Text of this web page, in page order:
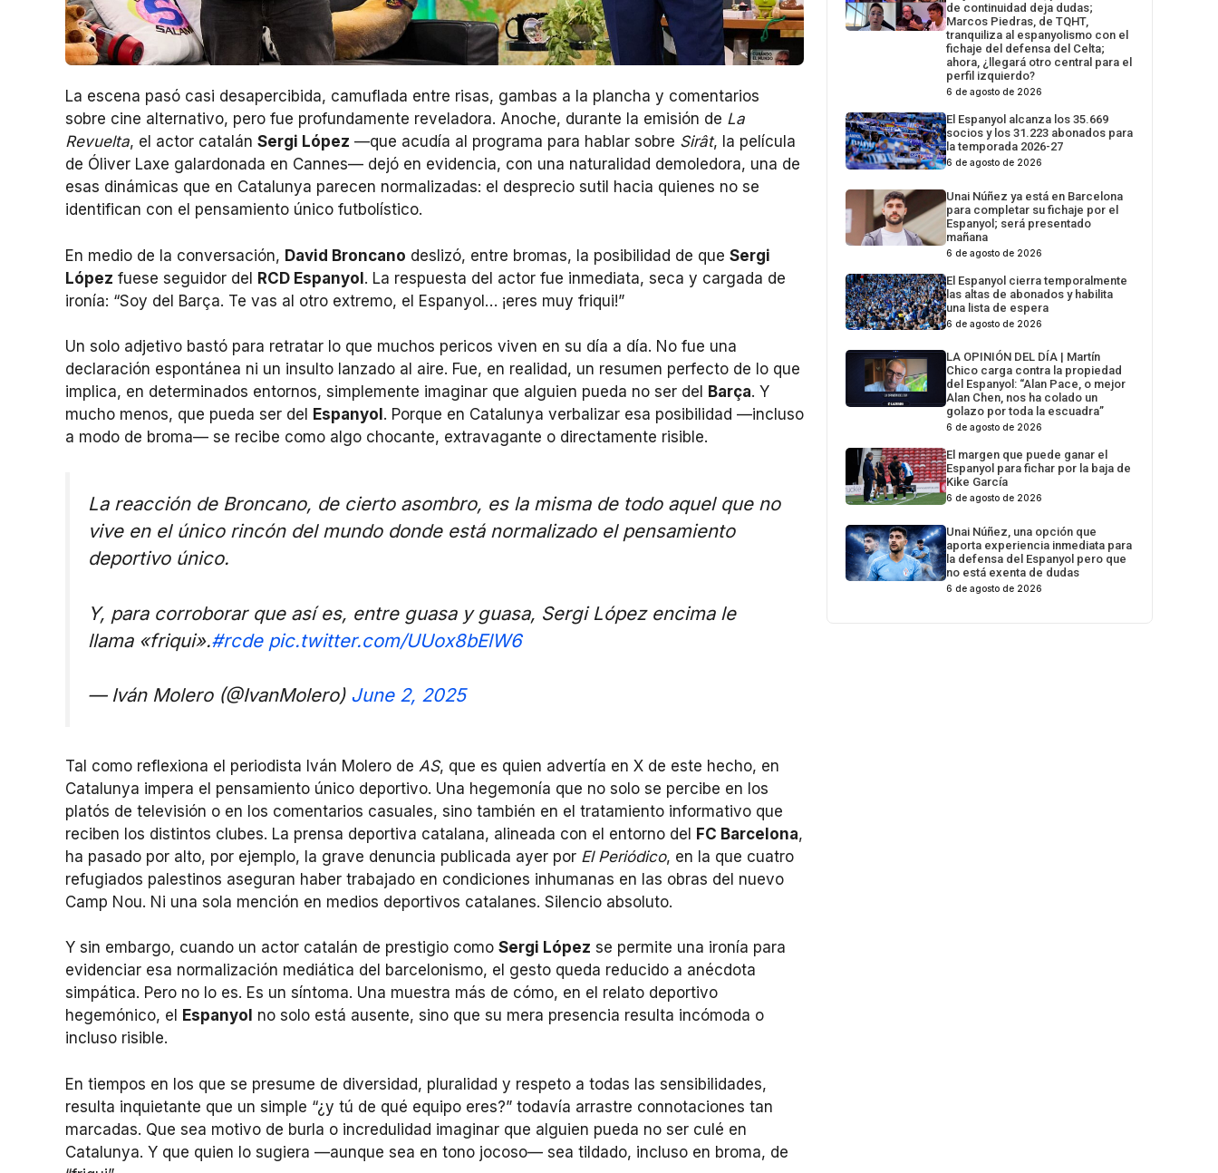
La escena pasó casi desapercibida, camuflada entre risas, gambas a la plancha y comentarios
sobre cine alternativo, pero fue profundamente reveladora. Anoche, durante la emisión de La
Revuelta, el actor catalán Sergi López —que acudía al programa para hablar sobre Sirât, la película
de Óliver Laxe galardonada en Cannes— dejó en evidencia, con una naturalidad demoledora, una de
esas dinámicas que en Catalunya parecen normalizadas: el desprecio sutil hacia quienes no se
identifican con el pensamiento único futbolístico.
En medio de la conversación, David Broncano deslizó, entre bromas, la posibilidad de que Sergi
López fuese seguidor del RCD Espanyol. La respuesta del actor fue inmediata, seca y cargada de
ironía: “Soy del Barça. Te vas al otro extremo, el Espanyol… ¡eres muy friqui!”
Un solo adjetivo bastó para retratar lo que muchos pericos viven en su día a día. No fue una
declaración espontánea ni un insulto lanzado al aire. Fue, en realidad, un resumen perfecto de lo que
implica, en determinados entornos, simplemente imaginar que alguien pueda no ser del
Barça. Y
mucho menos, que pueda ser del
Espanyol . Porque en Catalunya verbalizar esa posibilidad —incluso
a modo de broma— se recibe como algo chocante, extravagante o directamente risible.
La reacción de Broncano, de cierto asombro, es la misma de todo aquel que no
vive en el único rincón del mundo donde está normalizado el pensamiento
deportivo único.
Y, para corroborar que así es, entre guasa y guasa, Sergi López encima le
llama «friqui».#rcde pic.twitter.com/UUox8bElW6
— Iván Molero (@IvanMolero) June 2, 2025
Tal como reflexiona el periodista Iván Molero de AS, que es quien advertía en X de este hecho, en
Catalunya impera el pensamiento único deportivo. Una hegemonía que no solo se percibe en los
platós de televisión o en los comentarios casuales, sino también en el tratamiento informativo que
reciben los distintos clubes. La prensa deportiva catalana, alineada con el entorno del FC Barcelona,
ha pasado por alto, por ejemplo, la grave denuncia publicada ayer por El Periódico, en la que cuatro
refugiados palestinos aseguran haber trabajado en condiciones inhumanas en las obras del nuevo
Camp Nou. Ni una sola mención en medios deportivos catalanes. Silencio absoluto.
Y sin embargo, cuando un actor catalán de prestigio como Sergi López se permite una ironía para
evidenciar esa normalización mediática del barcelonismo, el gesto queda reducido a anécdota
simpática. Pero no lo es. Es un síntoma. Una muestra más de cómo, en el relato deportivo
hegemónico, el
Espanyol no solo está ausente, sino que su mera presencia resulta incómoda o
incluso risible.
En tiempos en los que se presume de diversidad, pluralidad y respeto a todas las sensibilidades,
resulta inquietante que un simple “¿y tú de qué equipo eres?” todavía arrastre connotaciones tan
marcadas. Que sea motivo de burla o incredulidad imaginar que alguien pueda no ser culé en
Catalunya. Y que quien lo sugiera —aunque sea en tono jocoso— sea tildado, incluso en broma, de
de continuidad deja dudas;
Marcos Piedras, de TQHT,
tranquiliza al espanyolismo con el
fichaje del defensa del Celta;
ahora, ¿llegará otro central para el
perfil izquierdo?
6 de agosto de 2026
El Espanyol alcanza los 35.669
socios y los 31.223 abonados para
la temporada 2026-27
6 de agosto de 2026
Unai Núñez ya está en Barcelona
para completar su fichaje por el
Espanyol; será presentado
mañana
6 de agosto de 2026
El Espanyol cierra temporalmente
las altas de abonados y habilita
una lista de espera
6 de agosto de 2026
LA OPINIÓN DEL DÍA | Martín
Chico carga contra la propiedad
del Espanyol: “Alan Pace, o mejor
Alan Chen, nos ha colado un
golazo por toda la escuadra”
6 de agosto de 2026
El margen que puede ganar el
Espanyol para fichar por la baja de
Kike García
6 de agosto de 2026
Unai Núñez, una opción que
aporta experiencia inmediata para
la defensa del Espanyol pero que
no está exenta de dudas
6 de agosto de 2026